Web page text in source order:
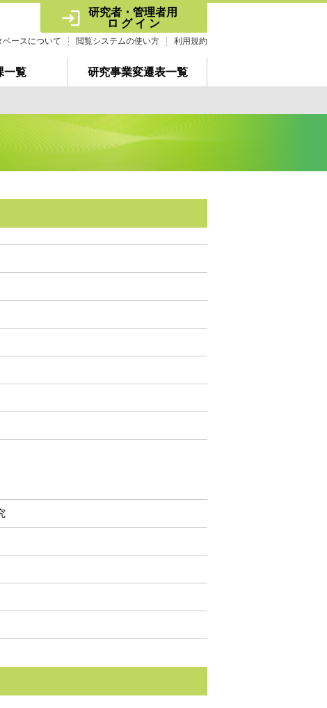
一覧 研究事業変遷表一覧
ベースについて 閲覧システムの使い方 利用規約
研究者・管理者用
ロ グ イ ン